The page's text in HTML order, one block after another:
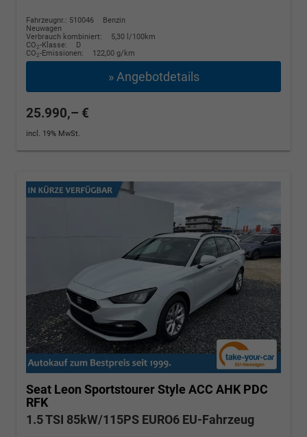
Fahrzeugnr.: 510046
Benzin
Neuwagen
Verbrauch kombiniert:
5,30 l/100km
CO2-Klasse:
D
CO2-Emissionen: 122,00 g/km
» Angebotdetails
25.990,– €
incl. 19% MwSt.
Seat Leon SportstourerStyle ACC AHK PDC
RFK
1.5 TSI 85kW/115PS EURO6 EU-Fahrzeug